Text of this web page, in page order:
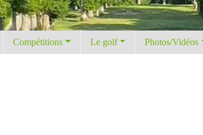
Compétitions Le golf Photos/Vidéos